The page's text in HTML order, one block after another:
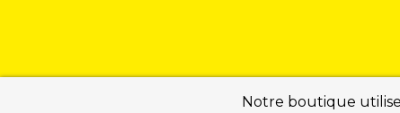
Notre boutique